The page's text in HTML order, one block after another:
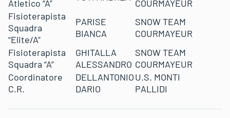
Atletico “A”
COURMAYEUR
Fisioterapista
Squadra
“Elite/A”
PARISE
BIANCA
SNOW TEAM
COURMAYEUR
Fisioterapista
Squadra “A”
GHITALLA
ALESSANDRO
SNOW TEAM
COURMAYEUR
Coordinatore
C.R.
DELLANTONIO
DARIO
U.S. MONTI
PALLIDI